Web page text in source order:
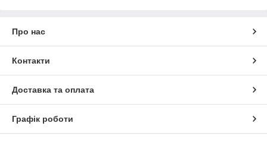
Про нас
Контакти
Доставка та оплата
Графік роботи